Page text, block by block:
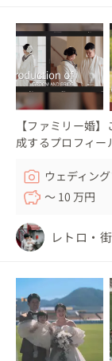
【ファミリー婚
成するプロフィー
ウェディン
〜 10 万円
レトロ・